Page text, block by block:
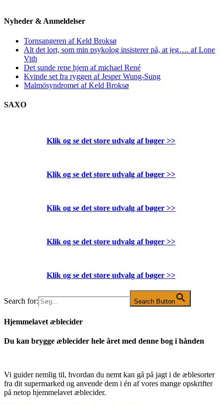
Nyheder & Anmeldelser
Tornsangeren af Keld Broksø
Alt det lort, som min psykolog insisterer på, at jeg…. af Lone
Vith
Det sunde rene hjem af michael René
Kvinde set fra ryggen af Jesper Wung-Sung
Malmösyndromet af Keld Broksø
SAXO
Klik og se det store udvalg af bøger >>
Klik og se det store udvalg af bøger >>
Klik og se det store udvalg af bøger >>
Klik og se det store udvalg af bøger >>
Klik og se det store udvalg af bøger >>
Search for: Search Button
Hjemmelavet æblecider
Du kan brygge æblecider hele året med denne bog i hånden
Vi guider nemlig til, hvordan du nemt kan gå på jagt i de æblesorter
fra dit supermarked og anvende dem i én af vores mange opskrifter
på netop hjemmelavet æblecider.